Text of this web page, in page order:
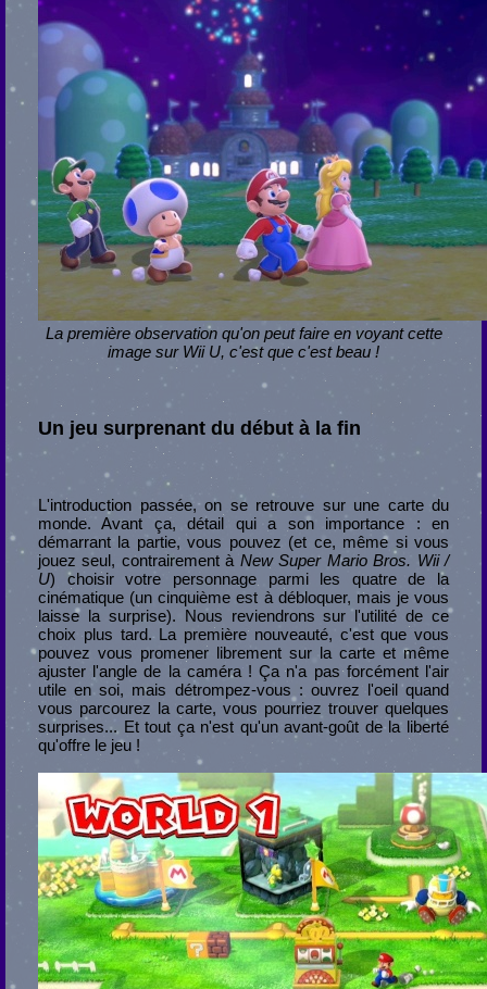
La première observation qu'on peut faire en voyant cette
image sur Wii U, c'est que c'est beau !
Un jeu surprenant du début à la fin
L'introduction passée, on se retrouve sur une carte du
monde. Avant ça, détail qui a son importance : en
démarrant la partie, vous pouvez (et ce, même si vous
jouez seul, contrairement à New Super Mario Bros. Wii /
U) choisir votre personnage parmi les quatre de la
cinématique (un cinquième est à débloquer, mais je vous
laisse la surprise). Nous reviendrons sur l'utilité de ce
choix plus tard. La première nouveauté, c'est que vous
pouvez vous promener librement sur la carte et même
ajuster l'angle de la caméra ! Ça n'a pas forcément l'air
utile en soi, mais détrompez-vous : ouvrez l'oeil quand
vous parcourez la carte, vous pourriez trouver quelques
surprises... Et tout ça n'est qu'un avant-goût de la liberté
qu'offre le jeu !